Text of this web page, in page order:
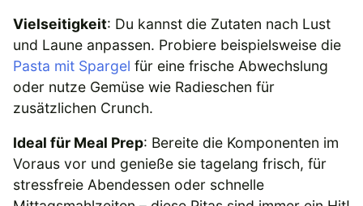
Vielseitigkeit: Du kannst die Zutaten nach Lust
und Laune anpassen. Probiere beispielsweise die
Pasta mit Spargel für eine frische Abwechslung
oder nutze Gemüse wie Radieschen für
zusätzlichen Crunch.
Ideal für Meal Prep: Bereite die Komponenten im
Voraus vor und genieße sie tagelang frisch, für
stressfreie Abendessen oder schnelle